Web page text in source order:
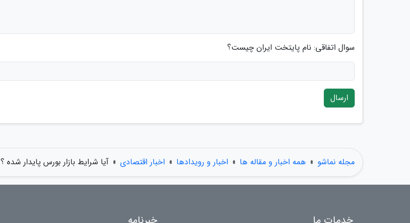
سوال اتفاقی: نام پایتخت ایران چیست؟
ارسال
مجله نماشو » همه اخبار و مقاله ها » اخبار و رویدادها » اخبار اقتصادی » آیا شرایط بازار بورس پایدار شده ؟